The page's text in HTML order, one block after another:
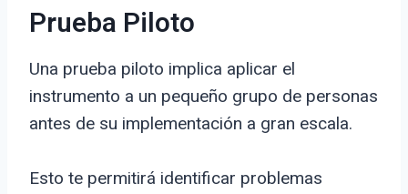
Prueba Piloto
Una prueba piloto implica aplicar el
instrumento a un pequeño grupo de personas
antes de su implementación a gran escala.
Esto te permitirá identificar problemas